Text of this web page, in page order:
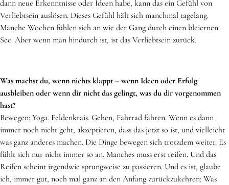
dann neue Erkenntnisse oder Ideen habe, kann das ein Gefühl von
Verliebtsein auslösen. Dieses Gefühl hält sich manchmal tagelang.
Manche Wochen fühlen sich an wie der Gang durch einen bleiernen
See. Aber wenn man hindurch ist, ist das Verliebtsein zurück.
Was machst du, wenn nichts klappt – wenn Ideen oder Erfolg
ausbleiben oder wenn dir nicht das gelingt, was du dir vorgenommen
hast?
Bewegen: Yoga. Feldenkrais. Gehen, Fahrrad fahren. Wenn es dann
immer noch nicht geht, akzeptieren, dass das jetzt so ist, und vielleicht
was ganz anderes machen. Die Dinge bewegen sich trotzdem weiter. Es
fühlt sich nur nicht immer so an. Manches muss erst reifen. Und das
Reifen scheint irgendwie sprungweise zu passieren. Und es ist, glaube
ich, immer gut, noch mal ganz an den Anfang zurückzukehren: Was